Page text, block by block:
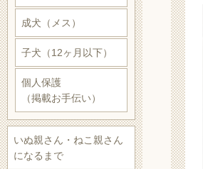
成犬（メス）
子犬（12ヶ月以下）
個人保護
（掲載お手伝い）
いぬ親さん・ねこ親さん
になるまで